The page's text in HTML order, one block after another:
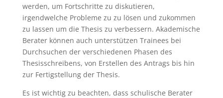
werden, um Fortschritte zu diskutieren,
irgendwelche Probleme zu zu lösen und zukommen
zu lassen um die Thesis zu verbessern. Akademische
Berater können auch unterstützen Trainees bei
Durchsuchen der verschiedenen Phasen des
Thesisschreibens, von Erstellen des Antrags bis hin
zur Fertigstellung der Thesis.
Es ist wichtig zu beachten, dass schulische Berater